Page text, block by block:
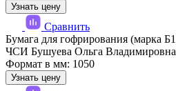
Узнать цену
Сравнить
Бумага для гофрирования (марка
ЧСИ Бушуева Ольга Владимировна
Формат в мм: 1050
Узнать цену